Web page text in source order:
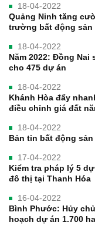
18-04-2022
Quảng Ninh tăng
trường bất động sản
18-04-2022
Năm 2022: Đồng Nai
cho 475 dự án
18-04-2022
Khánh Hòa đẩy
điều chỉnh giá đất
18-04-2022
Bản tin bất động sản
17-04-2022
Kiểm tra pháp lý 5
đô thị tại Thanh Hóa
16-04-2022
Bình Phước: Hủy
hoạch dự án 1.700 ha